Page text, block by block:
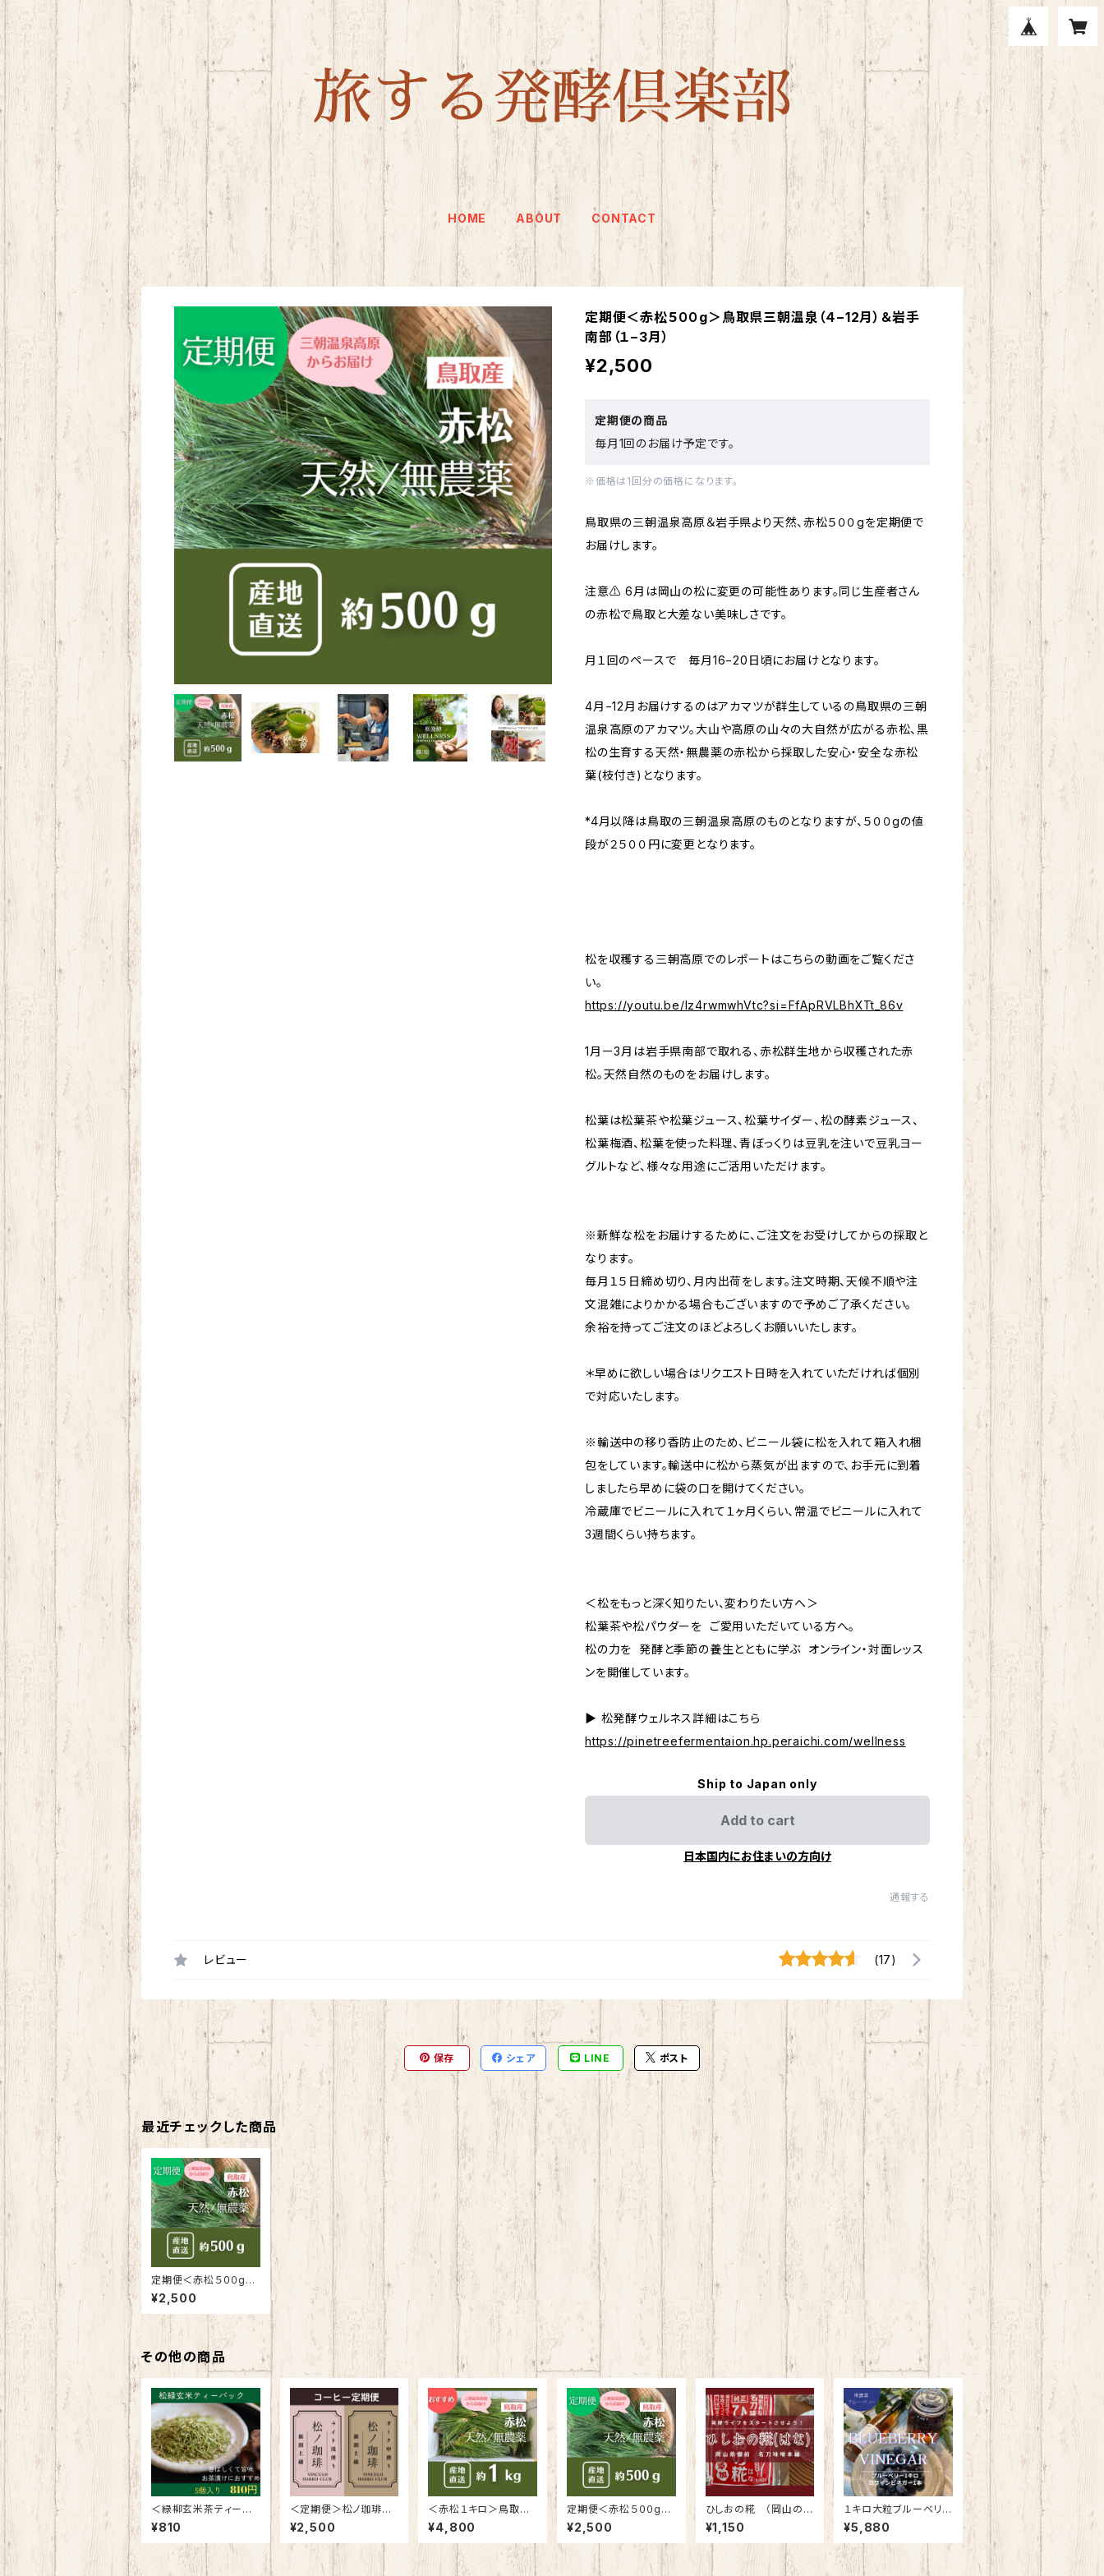
HOME ABOUT CONTACT
定期便＜赤松５００g＞鳥取県三朝温泉（４−12月）＆岩手
南部（１−3月）
¥2,500
定期便の商品
毎月1回のお届け予定です。
※価格は1回分の価格になります。
鳥取県の三朝温泉高原＆岩手県より天然、赤松５００gを定期便で
お届けします。
注意⚠️ 6月は岡山の松に変更の可能性あります。同じ生産者さん
の赤松で鳥取と大差ない美味しさです。
月１回のペースで 毎月16−20日頃にお届けとなります。
4月−12月お届けするのはアカマツが群生しているの鳥取県の三朝
温泉高原のアカマツ。大山や高原の山々の大自然が広がる赤松、黒
松の生育する天然・無農薬の赤松から採取した安心・安全な赤松
葉(枝付き)となります。
*4月以降は鳥取の三朝温泉高原のものとなりますが、５００gの値
段が２５００円に変更となります。
松を収穫する三朝高原でのレポートはこちらの動画をご覧くださ
い。
https://youtu.be/lz4rwmwhVtc?si=FfApRVLBhXTt_86v
1月ー3月は岩手県南部で取れる、赤松群生地から収穫された赤
松。天然自然のものをお届けします。
松葉は松葉茶や松葉ジュース、松葉サイダー、松の酵素ジュース、
松葉梅酒、松葉を使った料理、青ぼっくりは豆乳を注いで豆乳ヨー
グルトなど、様々な用途にご活用いただけます。
※新鮮な松をお届けするために、ご注文をお受けしてからの採取と
なります。
毎月１５日締め切り、月内出荷をします。注文時期、天候不順や注
文混雑によりかかる場合もございますので予めご了承ください。
余裕を持ってご注文のほどよろしくお願いいたします。
＊早めに欲しい場合はリクエスト日時を入れていただければ個別
で対応いたします。
※輸送中の移り香防止のため、ビニール袋に松を入れて箱入れ梱
包をしています。輸送中に松から蒸気が出ますので、お手元に到着
しましたら早めに袋の口を開けてください。
冷蔵庫でビニールに入れて１ヶ月くらい、常温でビニールに入れて
3週間くらい持ちます。
＜松をもっと深く知りたい、変わりたい方へ＞
松葉茶や松パウダーを ご愛用いただいている方へ。
松の力を 発酵と季節の養生とともに学ぶ オンライン・対面レッス
ンを開催しています。
▶ 松発酵ウェルネス詳細はこちら
https://pinetreefermentaion.hp.peraichi.com/wellness
Ship to Japan only
Add to cart
日本国内にお住まいの方向け
通報する
レビュー (17)
保存 シェア LINE ポスト
最近チェックした商品
定期便＜赤松５００g＞
鳥取県三朝温泉（４−12
月）＆岩手南部（１−3
月）
¥2,500
その他の商品
＜緑柳玄米茶ティーバ
ック５個入＞松に緑茶
と玄米をプラスで旨味＆
香ばしい味
¥810
＜定期便＞松ノ珈琲２
種・松の効能＋抗酸化
力アップ！VINCULOコ
ラボ コーヒー
¥2,500
＜赤松１キロ＞鳥取県
三朝温泉で収穫した松
(天然・無農薬)
¥4,800
定期便＜赤松５００g＞
鳥取県三朝温泉（４−12
月）＆岩手南部（１−3
月）
¥2,500
ひしおの糀 （岡山の名
刀味噌本舗）５５０g入り
¥1,150
１キロ大粒ブルーベリ
ーでフルーツビネガー
シロップ＊自分で仕込む
キット
¥5,880